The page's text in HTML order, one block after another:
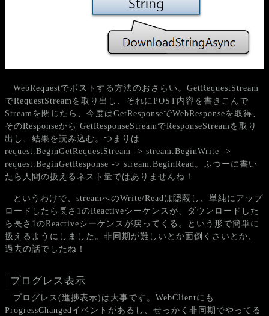
WebRequestでポストする方法のおさらい。GetRequestStream
でRequestStreamを取り出し、それにPOST内容を書きこんで
Streamを閉じたら、今度はGetResponseでWebResponseを取得、
そのResponseから GetResponseStreamでResponseStreamを取り
出し、結果を読み込む。つまりは
request.BeginGetRequestStream -> stream.BeginWrite ->
request.BeginGetResponse -> stream.BeginRead。ふつーに書い
たら人間の扱えるネスト量ではありませんね！
というわけで、streamへのWrite/Readは隠蔽し、単純にアップ
ロードしたら長さ1のReactiveシーケンスが、ダウンロードした
ら長さ1のReactiveシーケンスが戻ってくる。という形で簡単に
扱えるようにしました。非同期が難しいとか面倒くさいとか、
過去の話でしたね！
プログレス表示
プログレス(進捗表示)は大事です。WebClientにも
ProgressChangedイベントがあるし、せっかく非同期でやってる